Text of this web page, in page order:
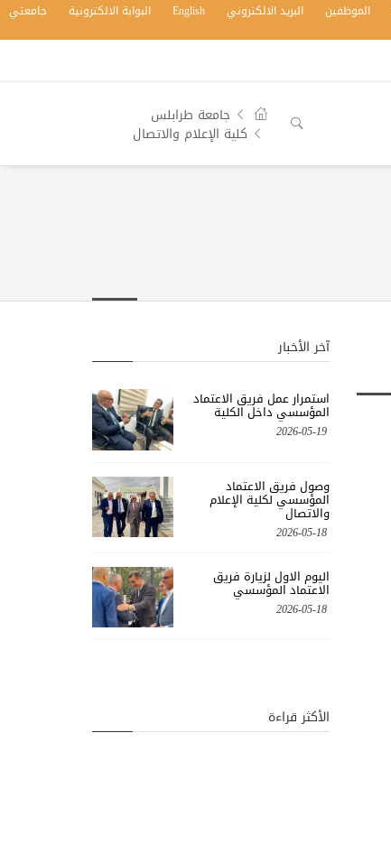
الموظفين البريد الالكتروني English البوابة الالكترونية جامعتي
جامعة طرابلس
كلية الإعلام والاتصال
آخر الأخبار
استمرار عمل فريق الاعتماد
المؤسسي داخل الكلية
2026-05-19
وصول فريق الاعتماد
المؤسسي لكلية الإعلام
والاتصال
2026-05-18
اليوم الاول لزيارة فريق
الاعتماد المؤسسي
2026-05-18
الأكثر قراءة